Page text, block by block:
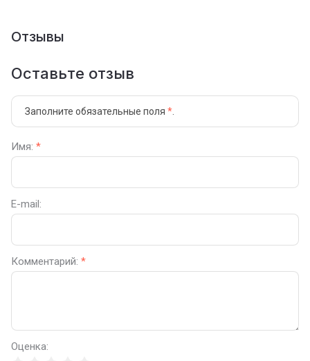
Отзывы
Оставьте отзыв
Заполните обязательные поля *
Имя: *
E-mail:
Комментарий: *
Оценка: